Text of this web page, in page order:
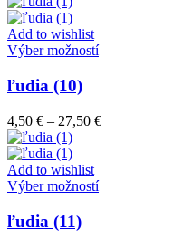
Add to wishlist
Výber možnostíTento
variantov.
Možnosti
vybrať
na
ľudia (10)
4,50 € – 27,50 €Price
Add to wishlist
Výber možnostíTento
ľudia (11)